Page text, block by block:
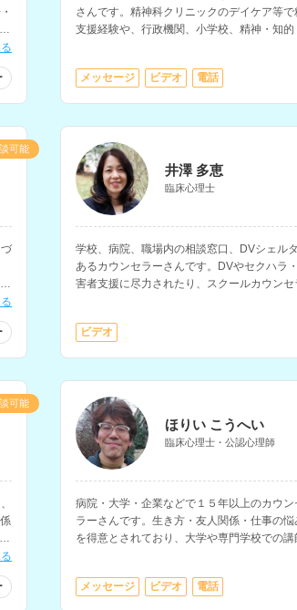
さんです。精神科クリニックのデイケア等
支援経験や、行政機関、小学校、精神・知
メッセージ ビデオ 電話
可能
井澤 多恵
臨床心理士
学校、病院、職場内の相談窓口、DVシェル
あるカウンセラーさんです。DVやセクハラ
害者支援に尽力されたり、スクールカウン
校、引きこもり等の相談や、心身症を抱え
ビデオ
可能
ほりい こうへい
臨床心理士・公認心理師
病院・大学・企業などで１５年以上のカウ
ラーさんです。生き方・友人関係・仕事の
を得意とされており、大学や専門学校での講
メッセージ ビデオ 電話